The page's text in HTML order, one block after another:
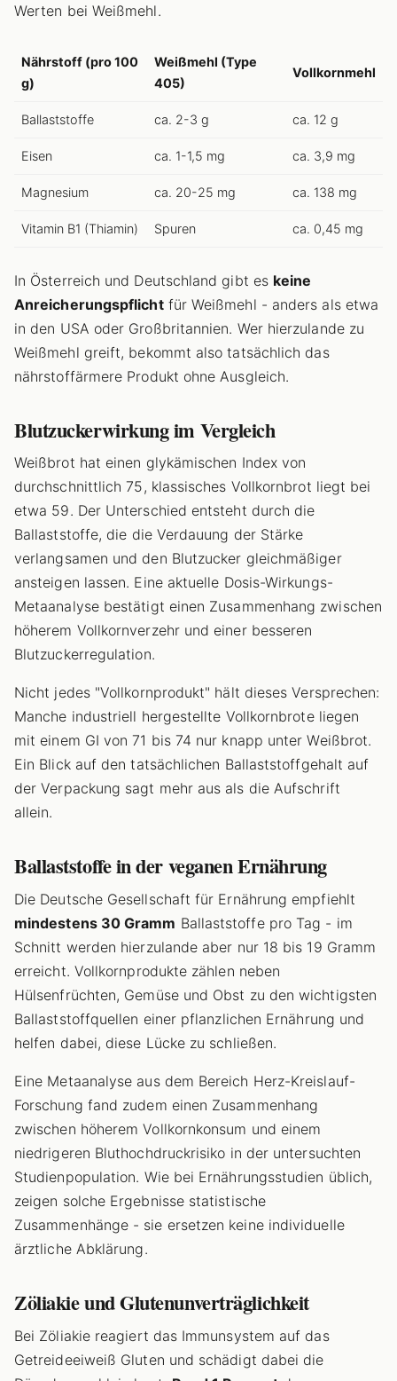
Werten bei Weißmehl.
Nährstoff (pro 100
g)
Weißmehl (Type
405)
Vollkornmehl
Ballaststoffe ca. 2-3 g ca. 12 g
Eisen ca. 1-1,5 mg ca. 3,9 mg
Magnesium ca. 20-25 mg ca. 138 mg
Vitamin B1 (Thiamin) Spuren ca. 0,45 mg
In Österreich und Deutschland gibt es keine
Anreicherungspflichtfür Weißmehl - anders als etwa
in den USA oder Großbritannien. Wer hierzulande zu
Weißmehl greift, bekommt also tatsächlich das
nährstoffärmere Produkt ohne Ausgleich.
Blutzuckerwirkung im Vergleich
Weißbrot hat einen glykämischen Index von
durchschnittlich 75, klassisches Vollkornbrot liegt bei
etwa 59. Der Unterschied entsteht durch die
Ballaststoffe, die die Verdauung der Stärke
verlangsamen und den Blutzucker gleichmäßiger
ansteigen lassen. Eine aktuelle Dosis-Wirkungs-
Metaanalyse bestätigt einen Zusammenhang zwischen
höherem Vollkornverzehr und einer besseren
Blutzuckerregulation.
Nicht jedes "Vollkornprodukt" hält dieses Versprechen:
Manche industriell hergestellte Vollkornbrote liegen
mit einem GI von 71 bis 74 nur knapp unter Weißbrot.
Ein Blick auf den tatsächlichen Ballaststoffgehalt auf
der Verpackung sagt mehr aus als die Aufschrift
allein.
Ballaststoffe in der veganen Ernährung
Die Deutsche Gesellschaft für Ernährung empfiehlt
mindestens 30 Gramm Ballaststoffe pro Tag - im
Schnitt werden hierzulande aber nur 18 bis 19 Gramm
erreicht. Vollkornprodukte zählen neben
Hülsenfrüchten, Gemüse und Obst zu den wichtigsten
Ballaststoffquellen einer pflanzlichen Ernährung und
helfen dabei, diese Lücke zu schließen.
Eine Metaanalyse aus dem Bereich Herz-Kreislauf-
Forschung fand zudem einen Zusammenhang
zwischen höherem Vollkornkonsum und einem
niedrigeren Bluthochdruckrisiko in der untersuchten
Studienpopulation. Wie bei Ernährungsstudien üblich,
zeigen solche Ergebnisse statistische
Zusammenhänge - sie ersetzen keine individuelle
ärztliche Abklärung.
Zöliakie und Glutenunverträglichkeit
Bei Zöliakie reagiert das Immunsystem auf das
Getreideeiweiß Gluten und schädigt dabei die